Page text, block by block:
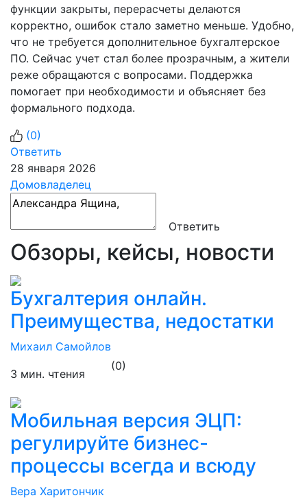
функции закрыты, перерасчеты делаются
корректно, ошибок стало заметно меньше. Удобно,
что не требуется дополнительное бухгалтерское
ПО. Сейчас учет стал более прозрачным, а жители
реже обращаются с вопросами. Поддержка
помогает при необходимости и объясняет без
формального подхода.
(0)
Ответить
28 января 2026
Домовладелец
Ответить
Обзоры, кейсы, новости
Бухгалтерия онлайн.
Преимущества, недостатки
Михаил Самойлов
3 мин. чтения
(0)
Мобильная версия ЭЦП:
регулируйте бизнес-
процессы всегда и всюду
Вера Харитончик